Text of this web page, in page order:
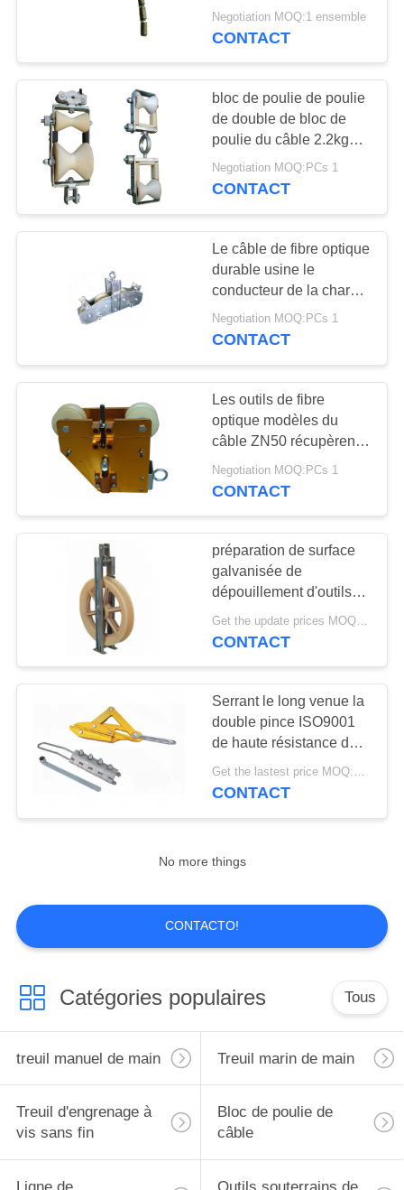
Ligne de
transmission outil
Outils souterrains
de câble
13
Outils de câble
aérien
Câble métallique
anti-torsion
13
Outils de fibre
10
Tendeur d'extracteur
hydraulique
19
équilibrage de diamètre
de 8mm - de 23mm
Negotiation MOQ:1 ensemble
CONTACT
bloc de poulie de poulie
de double de bloc de
poulie du câble 2.2kg
pour des travaux de
construction
Negotiation MOQ:PCs 1
CONTACT
Le câble de fibre optique
durable usine le
conducteur de la charge
10KN évaluée ficelant
des blocs
Negotiation MOQ:PCs 1
CONTACT
Les outils de fibre
optique modèles du
câble ZN50 récupèrent
un matériel en acier plus
humide pour la
Negotiation MOQ:PCs 1
CONTACT
préparation de surface
galvanisée de
dépouillement d'outils
de câble à fibres
optiques de 20KN
Get the update prices MOQ:PCs 1
CONTACT
Serrant le long venue la
double pince ISO9001
de haute résistance de
fil de terre de came de
bride
Get the lastest price MOQ:1pcs
CONTACT
No more things
CONTACTO!
Catégories populaires Tous
treuil manuel de main Treuil marin de main
Treuil d'engrenage à
vis sans fin
Bloc de poulie de
câble